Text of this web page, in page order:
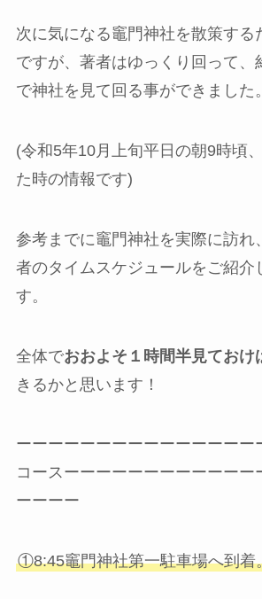
次に気になる竈門神社を散策する
ですが、著者はゆっくり回って、
で神社を見て回る事ができました。
(令和5年10月上旬平日の朝9時頃
た時の情報です)
参考までに竈門神社を実際に訪れ
者のタイムスケジュールをご紹介
す。
全体でおおよそ１時間半見ておけ
きるかと思います！
ーーーーーーーーーーーーーーー
コースーーーーーーーーーーーー
ーーーー
①8:45竈門神社第一駐車場へ到着